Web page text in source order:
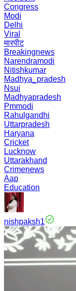
Congress
Modi
Delhi
Viral
मारपीट
Breakingnews
Narendramodi
Nitishkumar
Madhya_pradesh
Nsui
Madhyapradesh
Pmmodi
Rahulgandhi
Uttarpradesh
Haryana
Cricket
Lucknow
Uttarakhand
Crimenews
Aap
Education
nishpaksh1